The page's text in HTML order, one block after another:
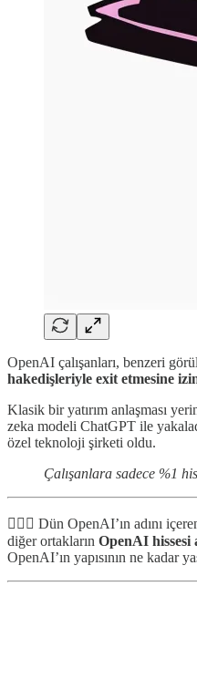
OpenAI çalışanları, benzeri
hakedişleriyle exit etmesine
Klasik bir yatırım anlaşması
zeka modeli ChatGPT ile
özel teknoloji şirketi oldu.
Çalışanlara sadece %1
🙅🏻‍♂️ Dün OpenAI’ın adını
diğer ortakların OpenAI hissesi
OpenAI’ın yapısının ne kadar